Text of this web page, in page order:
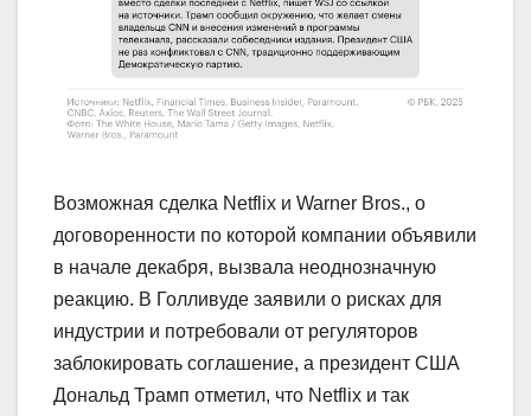
Возможная сделка Netflix и Warner Bros., о
договоренности по которой компании объявили
в начале декабря, вызвала неоднозначную
реакцию. В Голливуде заявили о рисках для
индустрии и потребовали от регуляторов
заблокировать соглашение, а президент США
Дональд Трамп отметил, что Netflix и так